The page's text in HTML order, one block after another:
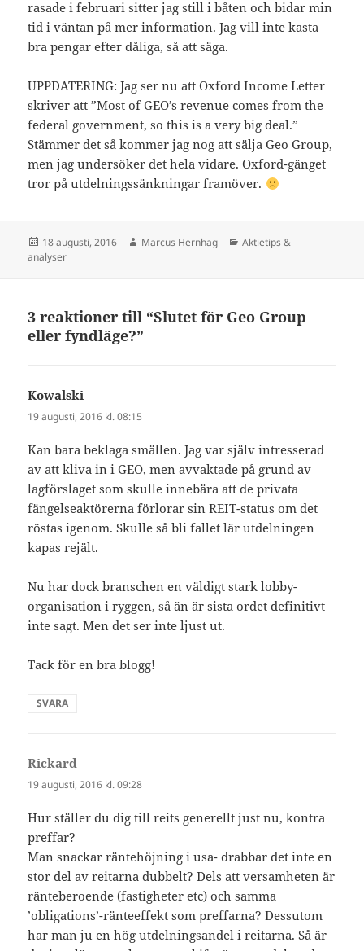
rasade i februari sitter jag still i båten och bidar min
tid i väntan på mer information. Jag vill inte kasta
bra pengar efter dåliga, så att säga.
UPPDATERING: Jag ser nu att Oxford Income Letter
skriver att ”Most of GEO’s revenue comes from the
federal government, so this is a very big deal.”
Stämmer det så kommer jag nog att sälja Geo Group,
men jag undersöker det hela vidare. Oxford-gänget
tror på utdelningssänkningar framöver.
Postat
18 augusti, 2016 Författare
Marcus Hernhag Kategorier
Aktietips &
analyser
3 reaktioner till “Slutet för Geo Group
eller fyndläge?”
Kowalski
19 augusti, 2016 kl. 08:15
Kan bara beklaga smällen. Jag var själv intresserad
av att kliva in i GEO, men avvaktade på grund av
lagförslaget som skulle innebära att de privata
fängelseaktörerna förlorar sin REIT-status om det
röstas igenom. Skulle så bli fallet lär utdelningen
kapas rejält.
Nu har dock branschen en väldigt stark lobby-
organisation i ryggen, så än är sista ordet definitivt
inte sagt. Men det ser inte ljust ut.
Tack för en bra blogg!
SVARA
Rickard
19 augusti, 2016 kl. 09:28
Hur ställer du dig till reits generellt just nu, kontra
preffar?
Man snackar räntehöjning i usa- drabbar det inte en
stor del av reitarna dubbelt? Dels att versamheten är
ränteberoende (fastigheter etc) och samma
’obligations’-ränteeffekt som preffarna? Dessutom
har man ju en hög utdelningsandel i reitarna. Så är